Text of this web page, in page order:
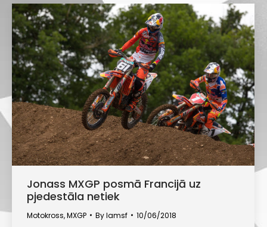
Jonass MXGP posmā Francijā uz
pjedestāla netiek
Motokross,MXGP Bylamsf 10/06/2018